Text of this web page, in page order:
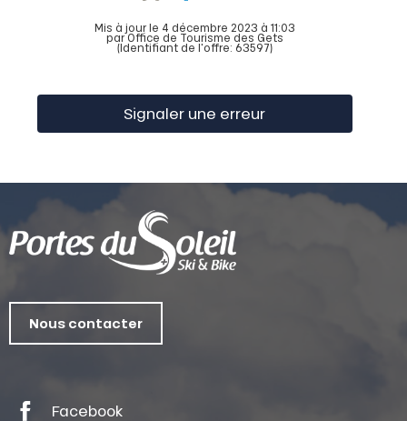
Mis à jour le 4 décembre 2023 à 11:03
par Office de Tourisme des Gets
(Identifiant de l'offre: 63597)
Signaler une erreur
Nous contacter
Facebook